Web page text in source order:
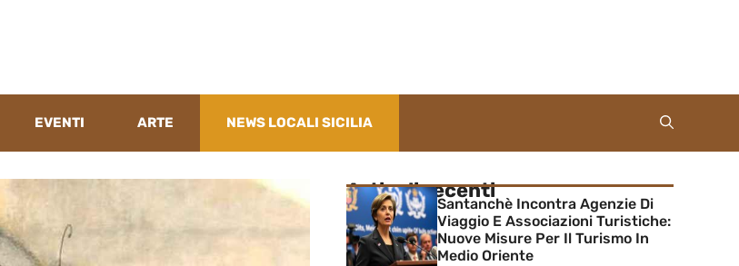
EVENTI ARTE NEWS LOCALI SICILIA
Articoli recenti
Santanchè Incontra Agenzie Di
Viaggio E Associazioni Turistiche:
Nuove Misure Per Il Turismo In
Medio Oriente